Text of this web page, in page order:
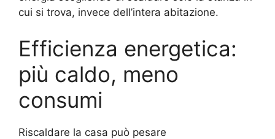
cui si trova, invece dell’intera abitazione.
Efficienza energetica:
più caldo, meno
consumi
Riscaldare la casa può pesare